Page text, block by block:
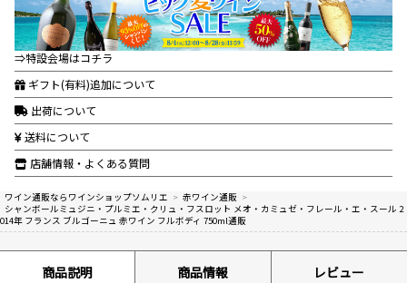
⇒特設会場はコチラ
ギフト(有料)追加について
出荷について
送料について
店舗情報・よくある質問
ワイン通販ならワインショップソムリエ > 赤ワイン通販 >
シャンボールミュジニ・プルミエ・クリュ・フスロット メオ・カミュゼ・フレール・エ・スール 2
014年 フランス ブルゴーニュ 赤ワイン フルボディ 750ml通販
商品説明 商品情報 レビュー